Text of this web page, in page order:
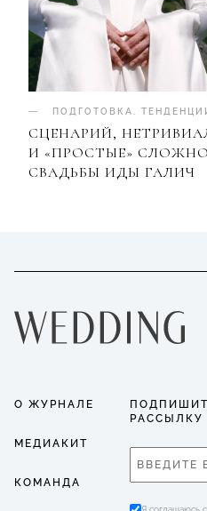
ПОДГОТОВКА
СЦЕНАРИЙ,
И «ПРОСТЫЕ»
СВАДЬБЫ ИДЫ ГАЛИЧ
О ЖУРНАЛЕ
МЕДИАКИТ
КОМАНДА
РАССЫЛКУ